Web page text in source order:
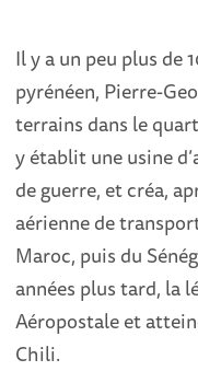
Il y a un peu plus de
pyrénéen, Pierre-
terrains dans le
y établit une usine
de guerre, et créa,
aérienne de
Maroc, puis du
années plus tard, la
Aéropostale et
Chili.